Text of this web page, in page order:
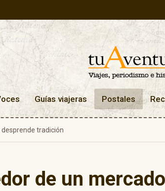
Guías viajeras Postales
desprende tradición
de un